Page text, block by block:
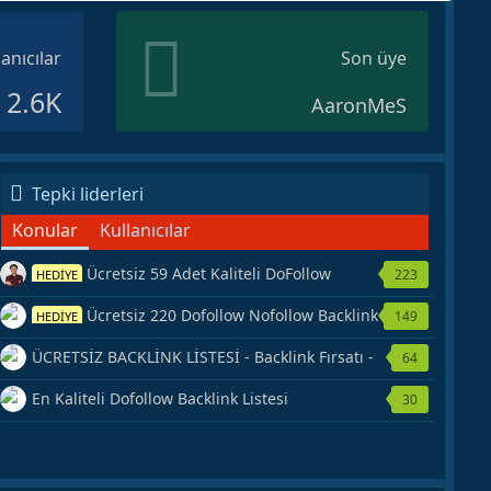
2.6K
Son üye
AaronMeS
Tepki liderleri
Konular
Kullanıcılar
HEDİYE Ücretsiz 59 Adet Kaliteli DoFollow
Backlink Kaynağı Veriyorum.
223
HEDİYE Ücretsiz 220 Dofollow Nofollow Backlink
Veriyorum
149
ÜCRETSİZ BACKLİNK LİSTESİ - Backlink Fırsatı -
Hemen Yetiş!
64
En Kaliteli Dofollow Backlink Listesi 30